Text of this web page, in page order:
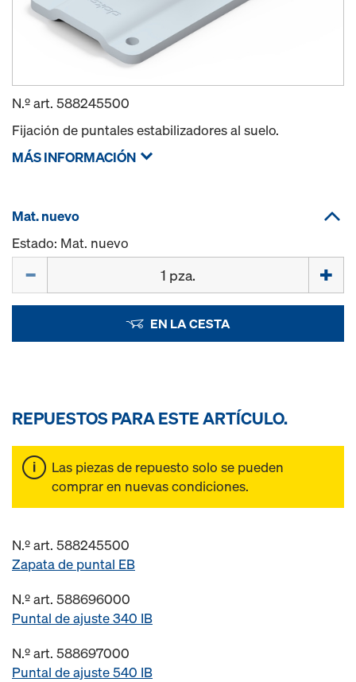
N.º art. 588245500
Fijación de puntales estabilizadores al suelo.
MÁS INFORMACIÓN
Mat. nuevo
Estado: Mat. nuevo
EN LA CESTA
REPUESTOS PARA ESTE ARTÍCULO.
Las piezas de repuesto solo se pueden
comprar en nuevas condiciones.
N.º art. 588245500
Zapata de puntal EB
N.º art. 588696000
Puntal de ajuste 340 IB
N.º art. 588697000
Puntal de ajuste 540 IB